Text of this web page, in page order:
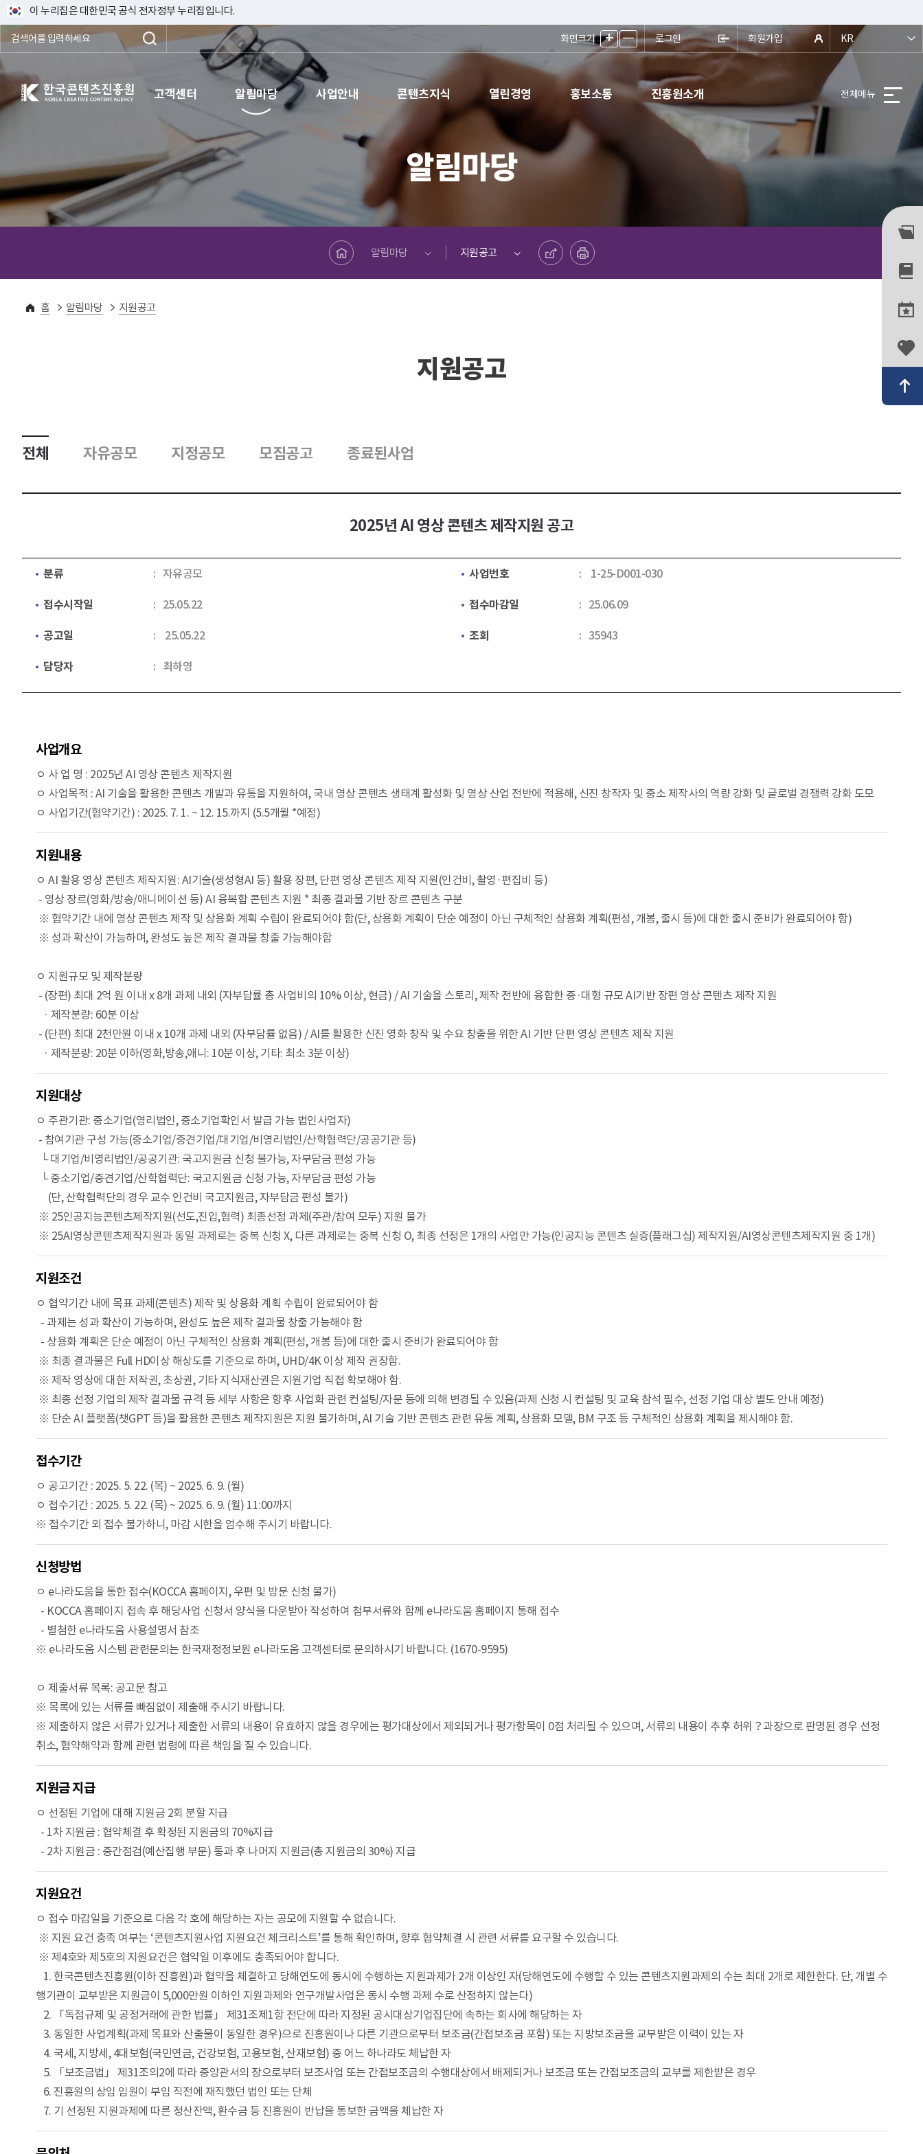
이 누리집은 대한민국 공식 전자정부 누리집입니다.
화면크기 + ㅡ 로그인 회원가입 KR
한국콘텐츠진흥원 KOREA CREATIVE CONTENT AGENCY 고객센터 알림마당 사업안내 콘텐츠지식 열린경영 홍보소통 진흥원소개 전체메뉴
알림마당
메인페이지로 바로가기
알림마당
지원공고
공유하기 프린트하기
홈 알림마당 지원공고
지원공고
전체 자유공모 지정공모 모집공고 종료된사업
2025년 AI 영상 콘텐츠 제작지원 공고
분류 자유공모 사업번호 1-25-D001-030
접수시작일 25.05.22 접수마감일 25.06.09
공고일 25.05.22 조회 35943
담당자 최하영
사업개요
ㅇ 사 업 명 : 2025년 AI 영상 콘텐츠 제작지원
ㅇ 사업목적 : AI 기술을 활용한 콘텐츠 개발과 유통을 지원하여, 국내 영상 콘텐츠 생태계 활성화 및 영상 산업 전반에 적용해, 신진 창작자 및 중소 제작사의 역량 강화 및 글로벌 경쟁력 강화 도모
ㅇ 사업기간(협약기간) : 2025. 7. 1. ~ 12. 15.까지 (5.5개월 *예정)
지원내용
ㅇ AI 활용 영상 콘텐츠 제작지원: AI기술(생성형AI 등) 활용 장편, 단편 영상 콘텐츠 제작 지원(인건비, 촬영·편집비 등)
- 영상 장르(영화/방송/애니메이션 등) AI 융복합 콘텐츠 지원 * 최종 결과물 기반 장르 콘텐츠 구분
※ 협약기간 내에 영상 콘텐츠 제작 및 상용화 계획 수립이 완료되어야 함(단, 상용화 계획이 단순 예정이 아닌 구체적인 상용화 계획(편성, 개봉, 출시 등)에 대한 출시 준비가 완료되어야 함)
※ 성과 확산이 가능하며, 완성도 높은 제작 결과물 창출 가능해야함
ㅇ 지원규모 및 제작분량
- (장편) 최대 2억 원 이내 x 8개 과제 내외 (자부담률 총 사업비의 10% 이상, 현금) / AI 기술을 스토리, 제작 전반에 융합한 중·대형 규모 AI기반 장편 영상 콘텐츠 제작 지원
· 제작분량: 60분 이상
- (단편) 최대 2천만원 이내 x 10개 과제 내외 (자부담률 없음) / AI를 활용한 신진 영화 창작 및 수요 창출을 위한 AI 기반 단편 영상 콘텐츠 제작 지원
· 제작분량: 20분 이하(영화,방송,애니: 10분 이상, 기타: 최소 3분 이상)
지원대상
ㅇ 주관기관: 중소기업(영리법인, 중소기업확인서 발급 가능 법인사업자)
- 참여기관 구성 가능(중소기업/중견기업/대기업/비영리법인/산학협력단/공공기관 등)
└ 대기업/비영리법인/공공기관: 국고지원금 신청 불가능, 자부담금 편성 가능
└ 중소기업/중견기업/산학협력단: 국고지원금 신청 가능, 자부담금 편성 가능
(단, 산학협력단의 경우 교수 인건비 국고지원금, 자부담금 편성 불가)
※ 25인공지능콘텐츠제작지원(선도,진입,협력) 최종선정 과제(주관/참여 모두) 지원 불가
※ 25AI영상콘텐츠제작지원과 동일 과제로는 중복 신청 X, 다른 과제로는 중복 신청 O, 최종 선정은 1개의 사업만 가능(인공지능 콘텐츠 실증(플래그십) 제작지원/AI영상콘텐츠제작지원 중 1개)
지원조건
ㅇ 협약기간 내에 목표 과제(콘텐츠) 제작 및 상용화 계획 수립이 완료되어야 함
- 과제는 성과 확산이 가능하며, 완성도 높은 제작 결과물 창출 가능해야 함
- 상용화 계획은 단순 예정이 아닌 구체적인 상용화 계획(편성, 개봉 등)에 대한 출시 준비가 완료되어야 함
※ 최종 결과물은 Full HD이상 해상도를 기준으로 하며, UHD/4K 이상 제작 권장함.
※ 제작 영상에 대한 저작권, 초상권, 기타 지식재산권은 지원기업 직접 확보해야 함.
※ 최종 선정 기업의 제작 결과물 규격 등 세부 사항은 향후 사업화 관련 컨설팅/자문 등에 의해 변경될 수 있음(과제 신청 시 컨설팅 및 교육 참석 필수, 선정 기업 대상 별도 안내 예정)
※ 단순 AI 플랫폼(챗GPT 등)을 활용한 콘텐츠 제작지원은 지원 불가하며, AI 기술 기반 콘텐츠 관련 유통 계획, 상용화 모델, BM 구조 등 구체적인 상용화 계획을 제시해야 함.
접수기간
ㅇ 공고기간 : 2025. 5. 22. (목) ~ 2025. 6. 9. (월)
ㅇ 접수기간 : 2025. 5. 22. (목) ~ 2025. 6. 9. (월) 11:00까지
※ 접수기간 외 접수 불가하니, 마감 시한을 엄수해 주시기 바랍니다.
신청방법
ㅇ e나라도움을 통한 접수(KOCCA 홈페이지, 우편 및 방문 신청 불가)
- KOCCA 홈페이지 접속 후 해당사업 신청서 양식을 다운받아 작성하여 첨부서류와 함께 e나라도움 홈페이지 통해 접수
- 별첨한 e나라도움 사용설명서 참조
※ e나라도움 시스템 관련문의는 한국재정정보원 e나라도움 고객센터로 문의하시기 바랍니다. (1670-9595)
ㅇ 제출서류 목록: 공고문 참고
※ 목록에 있는 서류를 빠짐없이 제출해 주시기 바랍니다.
※ 제출하지 않은 서류가 있거나 제출한 서류의 내용이 유효하지 않을 경우에는 평가대상에서 제외되거나 평가항목이 0점 처리될 수 있으며, 서류의 내용이 추후 허위？과장으로 판명된 경우 선정
취소, 협약해약과 함께 관련 법령에 따른 책임을 질 수 있습니다.
지원금 지급
ㅇ 선정된 기업에 대해 지원금 2회 분할 지급
- 1차 지원금 : 협약체결 후 확정된 지원금의 70%지급
- 2차 지원금 : 중간점검(예산집행 부문) 통과 후 나머지 지원금(총 지원금의 30%) 지급
지원요건
ㅇ 접수 마감일을 기준으로 다음 각 호에 해당하는 자는 공모에 지원할 수 없습니다.
※ 지원 요건 충족 여부는 ‘콘텐츠지원사업 지원요건 체크리스트’를 통해 확인하며, 향후 협약체결 시 관련 서류를 요구할 수 있습니다.
※ 제4호와 제5호의 지원요건은 협약일 이후에도 충족되어야 합니다.
1. 한국콘텐츠진흥원(이하 진흥원)과 협약을 체결하고 당해연도에 동시에 수행하는 지원과제가 2개 이상인 자(당해연도에 수행할 수 있는 콘텐츠지원과제의 수는 최대 2개로 제한한다. 단, 개별 수
행기관이 교부받은 지원금이 5,000만원 이하인 지원과제와 연구개발사업은 동시 수행 과제 수로 산정하지 않는다)
2. 「독점규제 및 공정거래에 관한 법률」 제31조제1항 전단에 따라 지정된 공시대상기업집단에 속하는 회사에 해당하는 자
3. 동일한 사업계획(과제 목표와 산출물이 동일한 경우)으로 진흥원이나 다른 기관으로부터 보조금(간접보조금 포함) 또는 지방보조금을 교부받은 이력이 있는 자
4. 국세, 지방세, 4대보험(국민연금, 건강보험, 고용보험, 산재보험) 중 어느 하나라도 체납한 자
5. 「보조금법」 제31조의2에 따라 중앙관서의 장으로부터 보조사업 또는 간접보조금의 수행대상에서 배제되거나 보조금 또는 간접보조금의 교부를 제한받은 경우
6. 진흥원의 상임 임원이 부임 직전에 재직했던 법인 또는 단체
7. 기 선정된 지원과제에 따른 정산잔액, 환수금 등 진흥원이 반납을 통보한 금액을 체납한 자